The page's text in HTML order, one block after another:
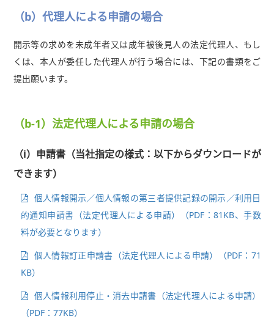
（b）代理人による申請の場合
開示等の求めを未成年者又は成年被後見人の法定代理人、もし
くは、本人が委任した代理人が行う場合には、下記の書類をご
提出願います。
（b-1）法定代理人による申請の場合
（i）申請書（当社指定の様式：以下からダウンロードが
できます）
個人情報開示／個人情報の第三者提供記録の開示／利用目
的通知申請書（法定代理人による申請）（PDF：81KB、手数
料が必要となります）
個人情報訂正申請書（法定代理人による申請）（PDF：71
KB）
個人情報利用停止・消去申請書（法定代理人による申請）
（PDF：77KB）